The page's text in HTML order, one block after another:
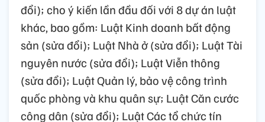
đổi); cho ý kiến lần đầu đối với 8 dự án luật
khác, bao gồm: Luật Kinh doanh bất động
sản (sửa đổi); Luật Nhà ở (sửa đổi); Luật Tài
nguyên nước (sửa đổi); Luật Viễn thông
(sửa đổi); Luật Quản lý, bảo vệ công trình
quốc phòng và khu quân sự; Luật Căn cước
công dân (sửa đổi); Luật Các tổ chức tín